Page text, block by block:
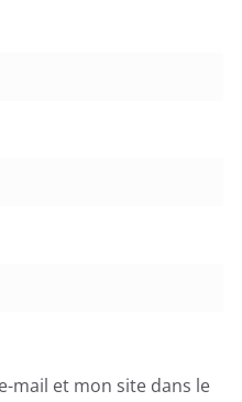
mail et mon site dans le